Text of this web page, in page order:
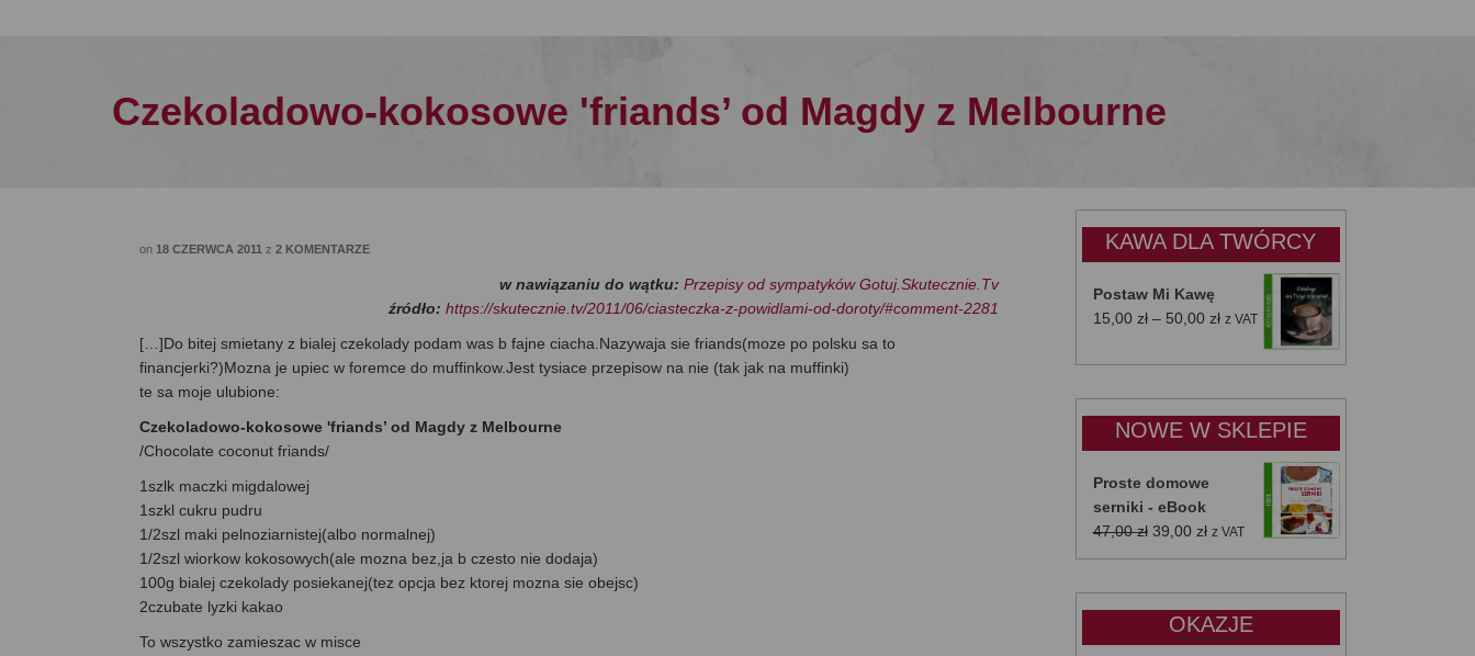
Czekoladowo-kokosowe 'friands’ od Magdy z Melbourne
on 18 CZERWCA 2011 z 2 KOMENTARZE
w nawiązaniu do wątku: Przepisy od sympatyków Gotuj.Skutecznie.Tv
źródło: https://skutecznie.tv/2011/06/ciasteczka-z-powidlami-od-doroty/#comment-2281
[…]Do bitej smietany z bialej czekolady podam was b fajne ciacha.Nazywaja sie friands(moze po polsku sa to
financjerki?)Mozna je upiec w foremce do muffinkow.Jest tysiace przepisow na nie (tak jak na muffinki)
te sa moje ulubione:
Czekoladowo-kokosowe 'friands’ od Magdy z Melbourne
/Chocolate coconut friands/
1szlk maczki migdalowej
1szkl cukru pudru
1/2szl maki pelnoziarnistej(albo normalnej)
1/2szl wiorkow kokosowych(ale mozna bez,ja b czesto nie dodaja)
100g bialej czekolady posiekanej(tez opcja bez ktorej mozna sie obejsc)
2czubate lyzki kakao
To wszystko zamieszac w misce
KAWA DLA TWÓRCY
Postaw Mi Kawę
15,00 zł – 50,00 złZakres
od
do
50,00 zł
z VAT
NOWE W SKLEPIE
Proste domowe
serniki - eBook
47,00zł Pierwotna
cena
39,00 złAktualna
cena
z VAT
OKAZJE